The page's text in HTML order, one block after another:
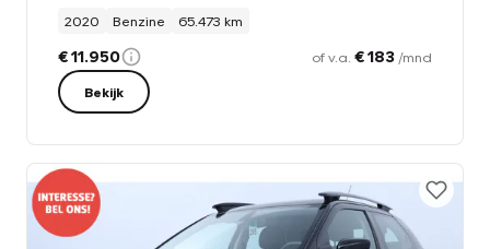
2020
Benzine 65.473 km
€ 11.950 of v.a. € 183 /mnd
Bekijk